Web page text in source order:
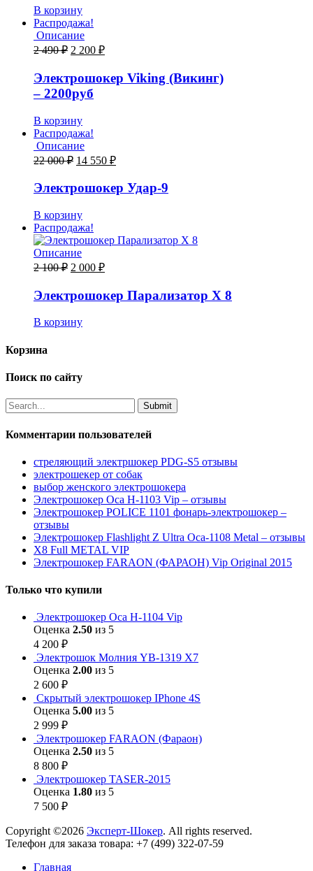
В корзину
Распродажа!
Описание
2 490₽ 2 200 ₽
Электрошокер Viking (Викинг)
– 2200руб
В корзину
Распродажа!
Описание
22 000₽ 14 550 ₽
Электрошокер Удар-9
В корзину
Распродажа!
Описание
2 100₽ 2 000 ₽
Электрошокер Парализатор X 8
В корзину
Корзина
Поиск по сайту
Комментарии пользователей
стреляющий электршокер PDG-S5 отзывы
электрошекер от собак
выбор женского электрошокера
Электрошокер Оса H-1103 Vip – отзывы
Электрошокер POLICE 1101 фонарь-электрошокер –
отзывы
Электрошокер Flashlight Z Ultra Оса-1108 Metal – отзывы
Х8 Full METAL VIP
Электрошокер FARAON (ФАРАОН) Vip Original 2015
Только что купили
Электрошокер Оса H-1104 Vip
Оценка 2.50 из 5
4 200 ₽
Электрошок Молния YB-1319 Х7
Оценка 2.00 из 5
2 600 ₽
Скрытый электрошокер IPhone 4S
Оценка 5.00 из 5
2 999 ₽
Электрошокер FARAON (Фараон)
Оценка 2.50 из 5
8 800 ₽
Электрошокер TASER-2015
Оценка 1.80 из 5
7 500 ₽
Copyright ©2026 Эксперт-Шокер. All rights reserved.
Телефон для заказа товара: +7 (499) 322-07-59
Главная